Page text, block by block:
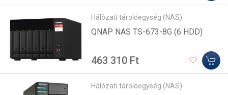
Hálózati tárolóegység (NAS)
QNAP NAS TS-673-8G (6 HDD)
463 310 Ft
Hálózati tárolóegység (NAS)